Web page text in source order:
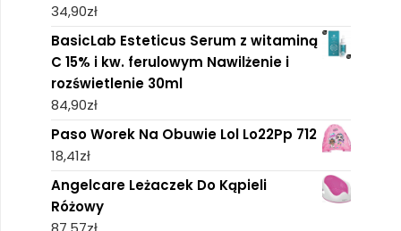
34,90zł
BasicLab Esteticus Serum z witaminą
C 15% i kw. ferulowym Nawilżenie i
rozświetlenie 30ml
84,90zł
Paso Worek Na Obuwie Lol Lo22Pp 712
18,41zł
Angelcare Leżaczek Do Kąpieli
Różowy